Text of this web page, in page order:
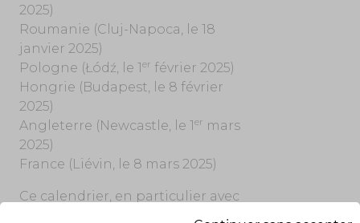
2025)
Roumanie (Cluj-Napoca, le 18
janvier 2025)
Pologne (Łódź, le 1 er février 2025)
Hongrie (Budapest, le 8 février
2025)
Angleterre (Newcastle, le 1 er mars
2025)
France (Liévin, le 8 mars 2025)
Ce calendrier, en particulier avec
le rendez-vous français clôturant